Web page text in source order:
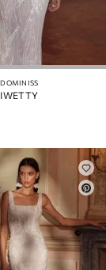
DOMINISS
IWETTY